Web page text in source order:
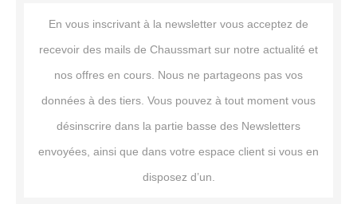
En vous inscrivant à la newsletter vous acceptez de
recevoir des mails de Chaussmart sur notre actualité et
nos offres en cours. Nous ne partageons pas vos
données à des tiers. Vous pouvez à tout moment vous
désinscrire dans la partie basse des Newsletters
envoyées, ainsi que dans votre espace client si vous en
disposez d’un.